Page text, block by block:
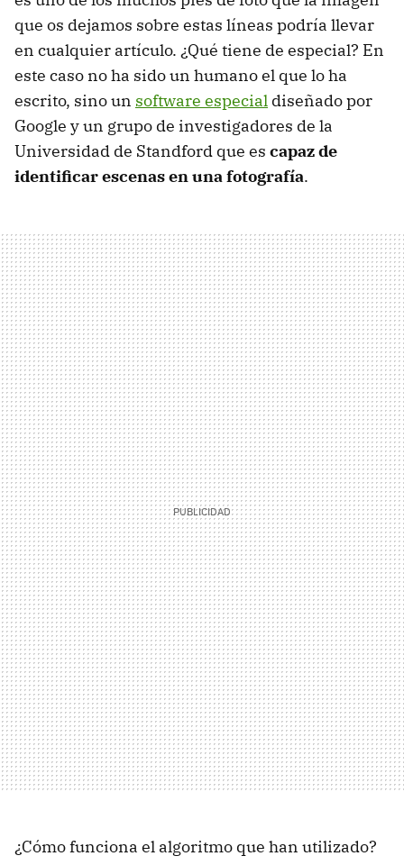
que os dejamos sobre estas líneas podría llevar
en cualquier artículo. ¿Qué tiene de especial? En
este caso no ha sido un humano el que lo ha
escrito, sino un software especial diseñado por
Google y un grupo de investigadores de la
Universidad de Standford que es capaz de
identificar escenas en una fotografía.
¿Cómo funciona el algoritmo que han utilizado?